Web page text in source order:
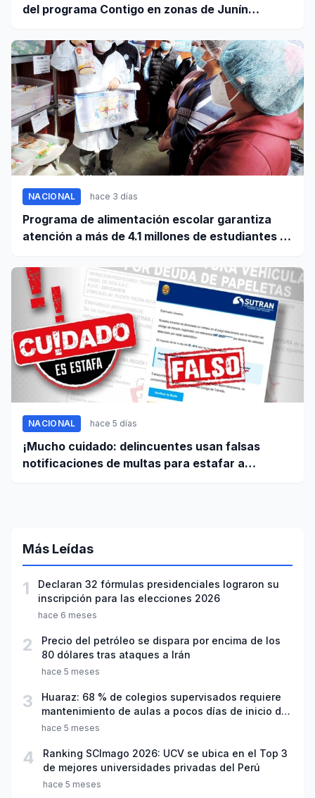
del programa Contigo en zonas de Junín
NACIONAL hace 3 días
Programa de alimentación escolar garantiza
atención a más de 4.1 millones de estudiantes a
NACIONAL hace 5 días
¡Mucho cuidado: delincuentes usan falsas
notificaciones de multas para estafar a
Más Leídas
1
Declaran 32 fórmulas presidenciales lograron su
inscripción para las elecciones 2026
hace 6 meses
2
Precio del petróleo se dispara por encima de los
80 dólares tras ataques a Irán
hace 5 meses
3
Huaraz: 68 % de colegios supervisados requiere
mantenimiento de aulas a pocos días de inicio del
año escolar 2026
hace 5 meses
4
Ranking SCImago 2026: UCV se ubica en el Top 3
de mejores universidades privadas del Perú
hace 5 meses